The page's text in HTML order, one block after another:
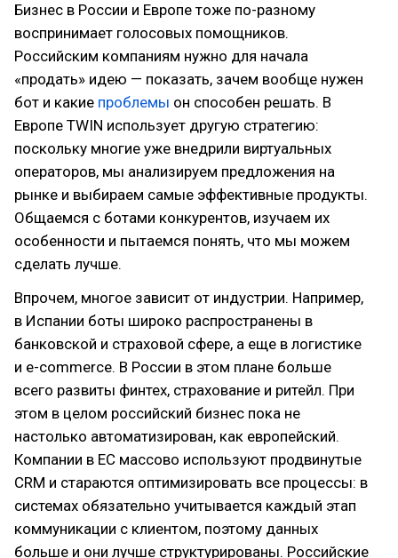
Бизнес в России и Европе тоже по-разному
воспринимает голосовых помощников.
Российским компаниям нужно для начала
«продать» идею — показать, зачем вообще нужен
бот и какие проблемы он способен решать. В
Европе TWIN использует другую стратегию:
поскольку многие уже внедрили виртуальных
операторов, мы анализируем предложения на
рынке и выбираем самые эффективные продукты.
Общаемся с ботами конкурентов, изучаем их
особенности и пытаемся понять, что мы можем
сделать лучше.
Впрочем, многое зависит от индустрии. Например,
в Испании боты широко распространены в
банковской и страховой сфере, а еще в логистике
и e-commerce. В России в этом плане больше
всего развиты финтех, страхование и ритейл. При
этом в целом российский бизнес пока не
настолько автоматизирован, как европейский.
Компании в ЕС массово используют продвинутые
CRM и стараются оптимизировать все процессы: в
системах обязательно учитывается каждый этап
коммуникации с клиентом, поэтому данных
больше и они лучше структурированы. Российские